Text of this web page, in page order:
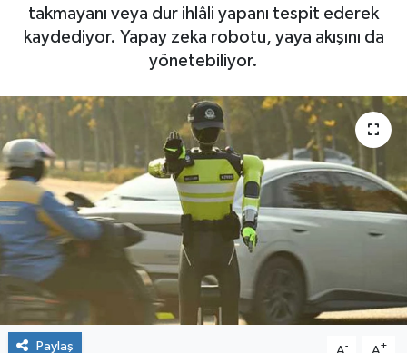
takmayanı veya dur ihlâli yapanı tespit ederek
kaydediyor. Yapay zeka robotu, yaya akışını da
yönetebiliyor.
Paylaş A- A+
Haber Arşivi